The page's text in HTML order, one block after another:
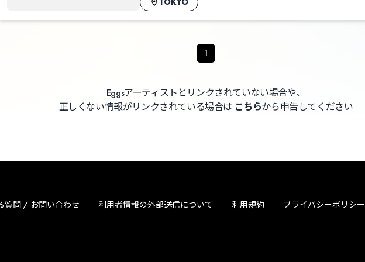
1
Eggsアーティストとリンクされていない場合や、
正しくない情報がリンクされている場合は こちらから申告してください
質問 / お問い合わせ 利用者情報の外部送信について 利用規約 プライバシーポリシー